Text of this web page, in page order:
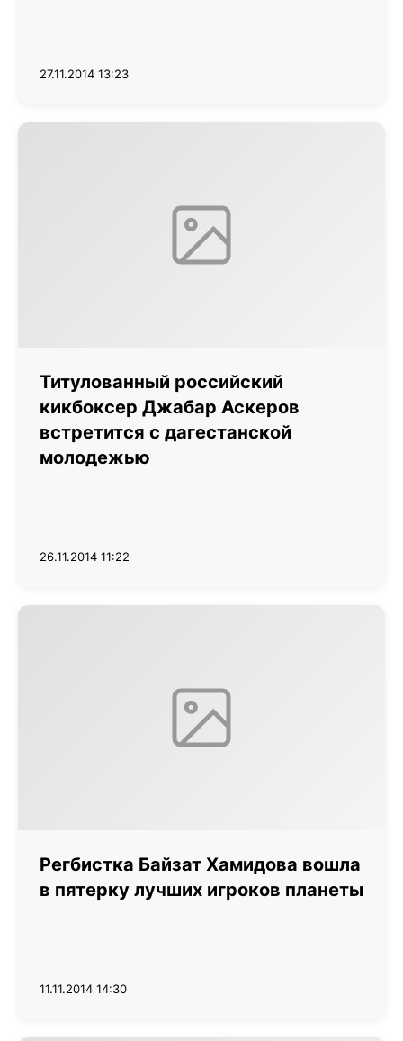
27.11.2014 13:23
Титулованный российский
кикбоксер Джабар Аскеров
встретится с дагестанской
молодежью
26.11.2014 11:22
Регбистка Байзат Хамидова вошла
в пятерку лучших игроков планеты
11.11.2014 14:30